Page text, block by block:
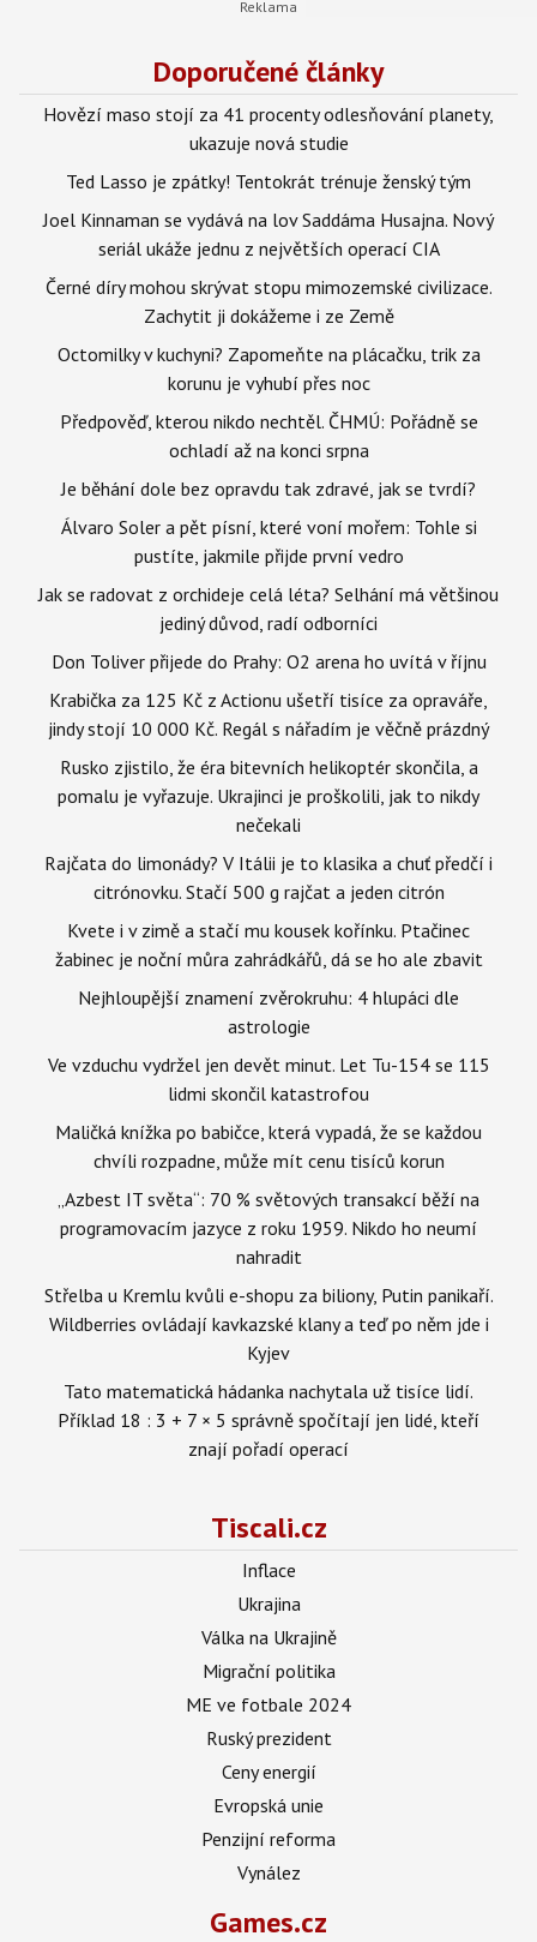
Doporučené články
Hovězí maso stojí za 41 procenty odlesňování planety,
ukazuje nová studie
Ted Lasso je zpátky! Tentokrát trénuje ženský tým
Joel Kinnaman se vydává na lov Saddáma Husajna. Nový
seriál ukáže jednu z největších operací CIA
Černé díry mohou skrývat stopu mimozemské civilizace.
Zachytit ji dokážeme i ze Země
Octomilky v kuchyni? Zapomeňte na plácačku, trik za
korunu je vyhubí přes noc
Předpověď, kterou nikdo nechtěl. ČHMÚ: Pořádně se
ochladí až na konci srpna
Je běhání dole bez opravdu tak zdravé, jak se tvrdí?
Álvaro Soler a pět písní, které voní mořem: Tohle si
pustíte, jakmile přijde první vedro
Jak se radovat z orchideje celá léta? Selhání má většinou
jediný důvod, radí odborníci
Don Toliver přijede do Prahy: O2 arena ho uvítá v říjnu
Krabička za 125 Kč z Actionu ušetří tisíce za opraváře,
jindy stojí 10 000 Kč. Regál s nářadím je věčně prázdný
Rusko zjistilo, že éra bitevních helikoptér skončila, a
pomalu je vyřazuje. Ukrajinci je proškolili, jak to nikdy
nečekali
Rajčata do limonády? V Itálii je to klasika a chuť předčí i
citrónovku. Stačí 500 g rajčat a jeden citrón
Kvete i v zimě a stačí mu kousek kořínku. Ptačinec
žabinec je noční můra zahrádkářů, dá se ho ale zbavit
Nejhloupější znamení zvěrokruhu: 4 hlupáci dle
astrologie
Ve vzduchu vydržel jen devět minut. Let Tu-154 se 115
lidmi skončil katastrofou
Maličká knížka po babičce, která vypadá, že se každou
chvíli rozpadne, může mít cenu tisíců korun
„Azbest IT světa“: 70 % světových transakcí běží na
programovacím jazyce z roku 1959. Nikdo ho neumí
nahradit
Střelba u Kremlu kvůli e-shopu za biliony, Putin panikaří.
Wildberries ovládají kavkazské klany a teď po něm jde i
Kyjev
Tato matematická hádanka nachytala už tisíce lidí.
Příklad 18 : 3 + 7 × 5 správně spočítají jen lidé, kteří
znají pořadí operací
Tiscali.cz
Inflace
Ukrajina
Válka na Ukrajině
Migrační politika
ME ve fotbale 2024
Ruský prezident
Ceny energií
Evropská unie
Penzijní reforma
Vynález
Games.cz